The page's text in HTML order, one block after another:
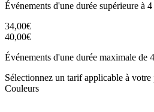
Événements d'une durée supérieure à
34,00€
40,00€
Événements d'une durée maximale de
Sélectionnez un tarif applicable à votre
Couleurs